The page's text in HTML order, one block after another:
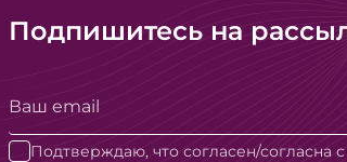
Подпишитесь на
Подтверждаю, что согласен/согласна с